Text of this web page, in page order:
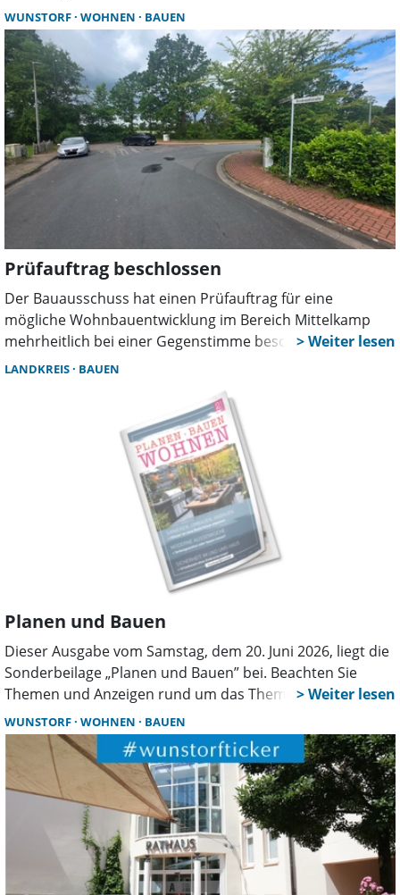
WUNSTORF WOHNEN BAUEN
Prüfauftrag beschlossen
Der Bauausschuss hat einen Prüfauftrag für eine
mögliche Wohnbauentwicklung im Bereich Mittelkamp
mehrheitlich bei einer Gegenstimme beschlossen. Kritik
kam unter anderem von CDU und den Grünen. Ein
LANDKREIS BAUEN
Planen und Bauen
Dieser Ausgabe vom Samstag, dem 20. Juni 2026, liegt die
Sonderbeilage „Planen und Bauen” bei. Beachten Sie
Themen und Anzeigen rund um das Thema Bauen.
Sanieren, Umbauen und Anbauen.
WUNSTORF WOHNEN BAUEN